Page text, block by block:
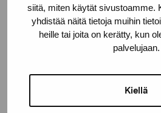
siitä, miten käytät sivustoamme.
yhdistää näitä tietoja muihin
heille tai joita on kerätty, kun
palvelujaan.
Kiellä
Location
Kyrkfjärdens skola, Ingå